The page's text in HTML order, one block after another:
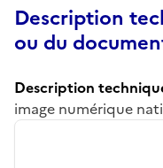
Description
ou du
Description
image numérique